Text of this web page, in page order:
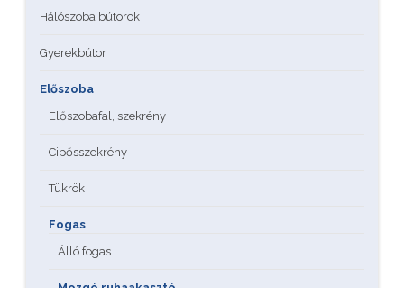
Hálószoba bútorok
Gyerekbútor
Előszoba
Előszobafal, szekrény
Cipősszekrény
Tükrök
Fogas
Álló fogas